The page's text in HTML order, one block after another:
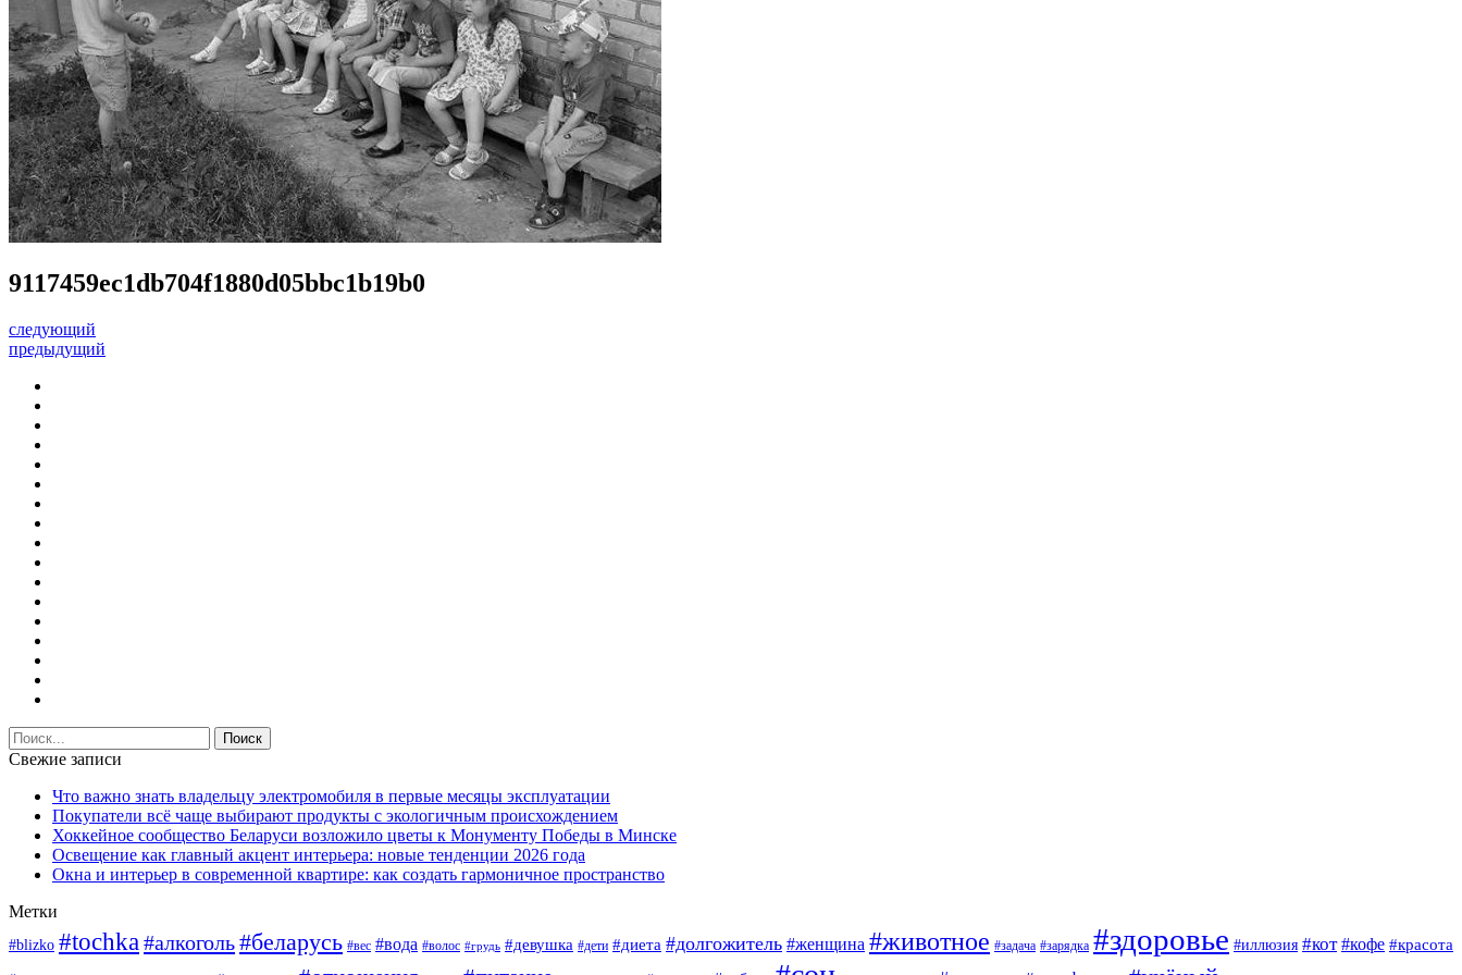
9117459ec1db704f1880d05bbc1b19b0
следующий
предыдущий
Свежие записи
Что важно знать владельцу электромобиля в первые месяцы эксплуатации
Покупатели всё чаще выбирают продукты с экологичным происхождением
Хоккейное сообщество Беларуси возложило цветы к Монументу Победы в Минске
Освещение как главный акцент интерьера: новые тенденции 2026 года
Окна и интерьер в современной квартире: как создать гармоничное пространство
Метки
#blizko #tochka #алкоголь#беларусь #вес #вода #волос #грудь #девушка #дети #диета #долгожитель #женщина #животное #задача #зарядка #здоровье #иллюзия #кот #кофе #красота